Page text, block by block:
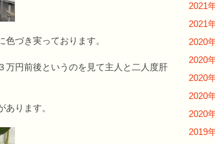
づき実っております。
万円前後というのを見て主人と二人度肝
ります。
2021
2021
2020
2020
2020
2020
2020
2019